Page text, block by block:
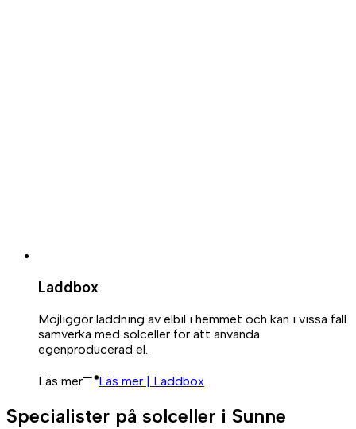
Laddbox
Möjliggör laddning av elbil i hemmet och kan i vissa fall
samverka med solceller för att använda
egenproducerad el.
Läs mer Läs mer | Laddbox
Specialister på solceller i Sunne